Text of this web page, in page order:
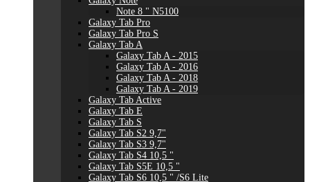
Note 8 " N5100
Galaxy Tab Pro
Galaxy Tab Pro S
Galaxy Tab A
Galaxy Tab A - 2015
Galaxy Tab A - 2016
Galaxy Tab A - 2018
Galaxy Tab A - 2019
Galaxy Tab Active
Galaxy Tab E
Galaxy Tab S
Galaxy Tab S2 9,7"
Galaxy Tab S3 9,7"
Galaxy Tab S4 10,5 "
Galaxy Tab S5E 10,5 "
Galaxy Tab S6 10,5 " /S6 Lite